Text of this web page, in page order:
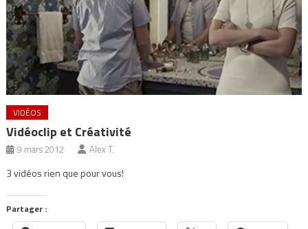
VIDÉOS
Vidéoclip et Créativité
9 mars 2012 Alex T.
3 vidéos rien que pour vous!
Partager :